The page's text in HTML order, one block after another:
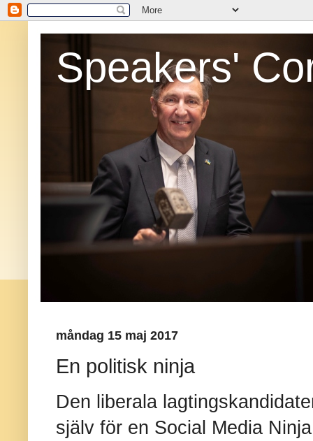
Speakers'
måndag 15 maj 2017
En politisk ninja
Den liberala
själv för en Social Media